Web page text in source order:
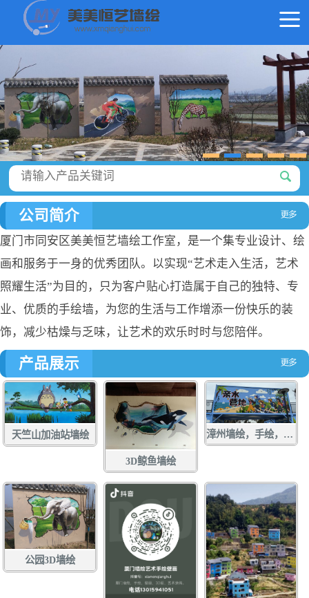
公司简介
厦门市同安区美美恒艺墙绘工作室，是一个集专业设计、绘
画和服务于一身的优秀团队。以实现“艺术走入生活，艺术
照耀生活”为目的，只为客户贴心打造属于自己的独特、专
业、优质的手绘墙，为您的生活与工作增添一份快乐的装
饰，减少枯燥与乏味，让艺术的欢乐时时与您陪伴。
产品展示
天竺山加油站墙绘
3D鲸鱼墙绘
漳州墙绘，手绘，土白社龙舟文化中心墙绘，龙江游手绘，亲水营地彩绘，龙江岁月壁画
公园3D墙绘